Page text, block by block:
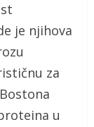
je njihova
za
u